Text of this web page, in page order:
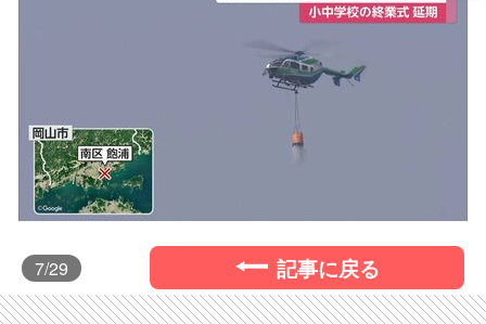
7/29 記事に戻る